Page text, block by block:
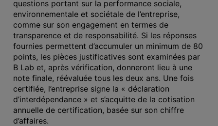
questions portant sur la performance sociale,
environnementale et sociétale de l’entreprise,
comme sur son engagement en termes de
transparence et de responsabilité. Si les réponses
fournies permettent d’accumuler un minimum de 80
points, les pièces justificatives sont examinées par
B Lab et, après vérification, donneront lieu à une
note finale, réévaluée tous les deux ans. Une fois
certifiée, l’entreprise signe la « déclaration
d’interdépendance » et s’acquitte de la cotisation
annuelle de certification, basée sur son chiffre
d’affaires.